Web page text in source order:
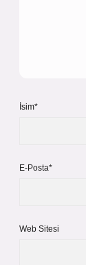
İsim*
E-Posta*
Web Sitesi